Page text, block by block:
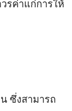
รค่าแก่การให้
ซึ่งสามารถ